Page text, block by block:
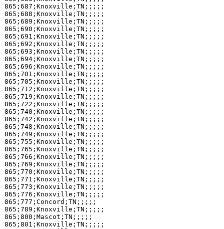
865;687;Knoxville;TN;;;;;
865;688;Knoxville;TN;;;;;
865;689;Knoxville;TN;;;;;
865;690;Knoxville;TN;;;;;
865;691;Knoxville;TN;;;;;
865;692;Knoxville;TN;;;;;
865;693;Knoxville;TN;;;;;
865;694;Knoxville;TN;;;;;
865;696;Knoxville;TN;;;;;
865;701;Knoxville;TN;;;;;
865;705;Knoxville;TN;;;;;
865;712;Knoxville;TN;;;;;
865;719;Knoxville;TN;;;;;
865;722;Knoxville;TN;;;;;
865;740;Knoxville;TN;;;;;
865;742;Knoxville;TN;;;;;
865;748;Knoxville;TN;;;;;
865;749;Knoxville;TN;;;;;
865;755;Knoxville;TN;;;;;
865;765;Knoxville;TN;;;;;
865;766;Knoxville;TN;;;;;
865;769;Knoxville;TN;;;;;
865;770;Knoxville;TN;;;;;
865;771;Knoxville;TN;;;;;
865;773;Knoxville;TN;;;;;
865;776;Knoxville;TN;;;;;
865;777;Concord;TN;;;;;
865;789;Knoxville;TN;;;;;
865;800;Mascot;TN;;;;;
865;801;Knoxville;TN;;;;;